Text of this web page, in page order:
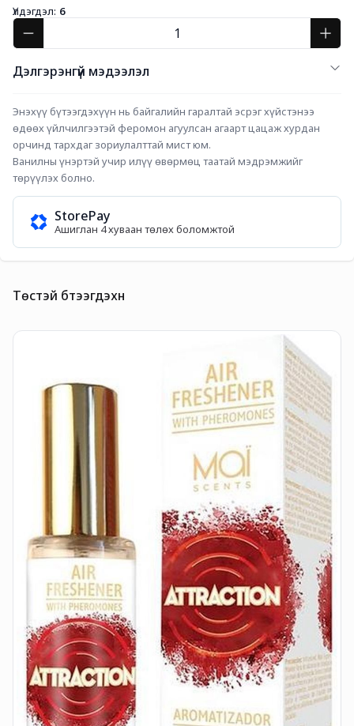
Үлдэгдэл: 6
Дэлгэрэнгүй мэдээлэл
Энэхүү бүтээгдэхүүн нь байгалийн гаралтай эсрэг хүйстэнээ
өдөөх үйлчилгээтэй феромон агуулсан агаарт цацаж хурдан
орчинд тархдаг зориулалттай мист юм.
Ванилны үнэртэй учир илүү өвөрмөц таатай мэдрэмжийг
төрүүлэх болно.
StorePay
Ашиглан 4 хуваан төлөх боломжтой
Төстэй бүтээгдэхүүн